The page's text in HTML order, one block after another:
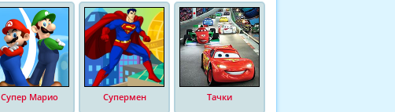
Супер Марио Супермен Тачки